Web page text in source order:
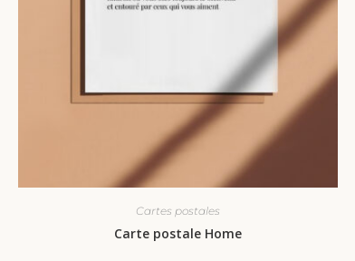
Cartes postales
Carte postale Home